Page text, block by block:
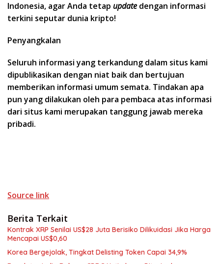
Indonesia, agar Anda tetap update dengan informasi
terkini seputar dunia kripto!
Penyangkalan
Seluruh informasi yang terkandung dalam situs kami
dipublikasikan dengan niat baik dan bertujuan
memberikan informasi umum semata. Tindakan apa
pun yang dilakukan oleh para pembaca atas informasi
dari situs kami merupakan tanggung jawab mereka
pribadi.
Source link
Berita Terkait
Kontrak XRP Senilai US$28 Juta Berisiko Dilikuidasi Jika Harga
Mencapai US$0,60
Korea Bergejolak, Tingkat Delisting Token Capai 34,9%